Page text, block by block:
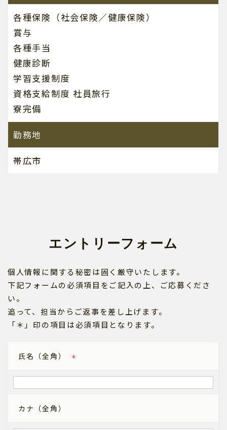
各種保険（社会保険／健康保険）
賞与
各種手当
健康診断
学習支援制度
資格支給制度 社員旅行
寮完備
勤務地
帯広市
エントリーフォーム
個人情報に関する秘密は固く厳守いたします。
下記フォームの必須項目をご記入の上、ご応募くださ
い。
追って、担当からご返事を差し上げます。
「＊」印の項目は必須項目となります。
氏名（全角） ＊
カナ（全角）